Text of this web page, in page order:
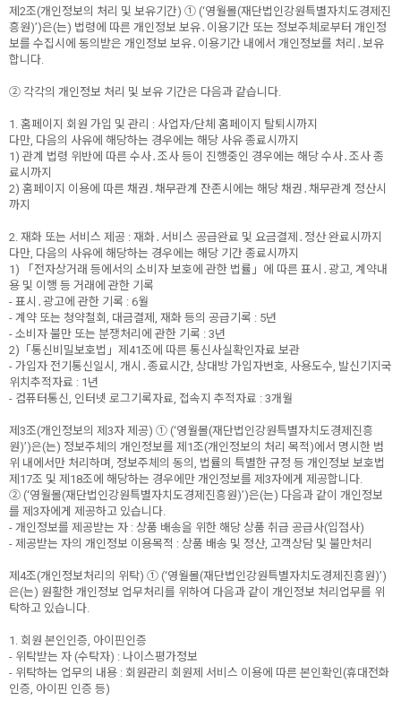
제2조(개인정보의 처리 및 보유기간) ① (‘영월몰(재단법인강원특별자치도경제진
흥원)’)은(는) 법령에 따른 개인정보 보유․이용기간 또는 정보주체로부터 개인정
보를 수집시에 동의받은 개인정보 보유․이용기간 내에서 개인정보를 처리․보유
합니다.
② 각각의 개인정보 처리 및 보유 기간은 다음과 같습니다.
1. 홈페이지 회원 가입 및 관리 : 사업자/단체 홈페이지 탈퇴시까지
다만, 다음의 사유에 해당하는 경우에는 해당 사유 종료시까지
1) 관계 법령 위반에 따른 수사․조사 등이 진행중인 경우에는 해당 수사․조사 종
료시까지
2) 홈페이지 이용에 따른 채권․채무관계 잔존시에는 해당 채권․채무관계 정산시
까지
2. 재화 또는 서비스 제공 : 재화․서비스 공급완료 및 요금결제․정산 완료시까지
다만, 다음의 사유에 해당하는 경우에는 해당 기간 종료시까지
1) 「전자상거래 등에서의 소비자 보호에 관한 법률」에 따른 표시․광고, 계약내
용 및 이행 등 거래에 관한 기록
- 표시․광고에 관한 기록 : 6월
- 계약 또는 청약철회, 대금결제, 재화 등의 공급기록 : 5년
- 소비자 불만 또는 분쟁처리에 관한 기록 : 3년
2)「통신비밀보호법」제41조에 따른 통신사실확인자료 보관
- 가입자 전기통신일시, 개시․종료시간, 상대방 가입자번호, 사용도수, 발신기지국
위치추적자료 : 1년
- 컴퓨터통신, 인터넷 로그기록자료, 접속지 추적자료 : 3개월
제3조(개인정보의 제3자 제공) ① (‘영월몰(재단법인강원특별자치도경제진흥
원)’)은(는) 정보주체의 개인정보를 제1조(개인정보의 처리 목적)에서 명시한 범
위 내에서만 처리하며, 정보주체의 동의, 법률의 특별한 규정 등 개인정보 보호법
제17조 및 제18조에 해당하는 경우에만 개인정보를 제3자에게 제공합니다.
② (‘영월몰(재단법인강원특별자치도경제진흥원)’)은(는) 다음과 같이 개인정보
를 제3자에게 제공하고 있습니다.
- 개인정보를 제공받는 자 : 상품 배송을 위한 해당 상품 취급 공급사(입점사)
- 제공받는 자의 개인정보 이용목적 : 상품 배송 및 정산, 고객상담 및 불만처리
제4조(개인정보처리의 위탁) ① (‘영월몰(재단법인강원특별자치도경제진흥원)’)
은(는) 원활한 개인정보 업무처리를 위하여 다음과 같이 개인정보 처리업무를 위
탁하고 있습니다.
1. 회원 본인인증, 아이핀인증
- 위탁받는 자 (수탁자) : 나이스평가정보
- 위탁하는 업무의 내용 : 회원관리 회원제 서비스 이용에 따른 본인확인(휴대전화
인증, 아이핀 인증 등)